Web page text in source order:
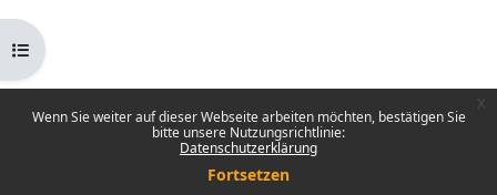
Wenn Sie weiter auf dieser Webseite arbeiten möchten, bestätigen Sie
bitte unsere Nutzungsrichtlinie:
Datenschutzerklärung
Fortsetzen
Kursindex öffnen